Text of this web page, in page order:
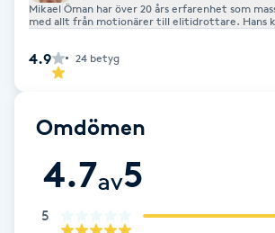
Fransförlängning
Fransförlängning Volym
Mikael Öman har över 20 års erfarenhet som
med allt från motionärer till elitidrottare. Hans
Mikael på att kombinera klassisk och
specialiserade metoder som nervbanebehandling
laserbehandling (808 nM) – effektiva vid smärta,
4.9 24 betyg
Omdömen
4.7av5
5